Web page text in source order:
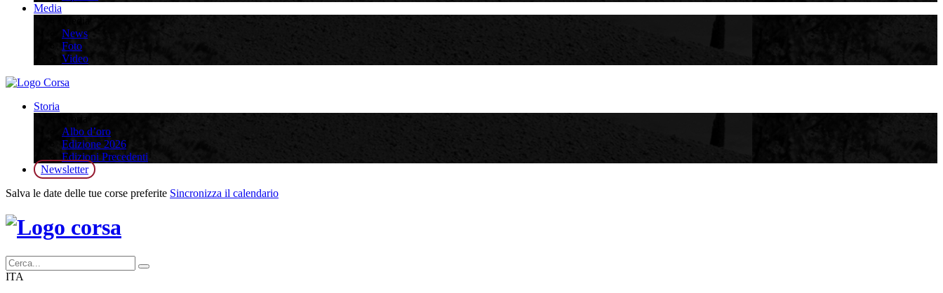
Media
News
Foto
Video
Storia
Albo d’oro
Edizione 2026
Edizioni Precedenti
Newsletter
Salva le date delle tue corse preferite Sincronizza il calendario
ITA